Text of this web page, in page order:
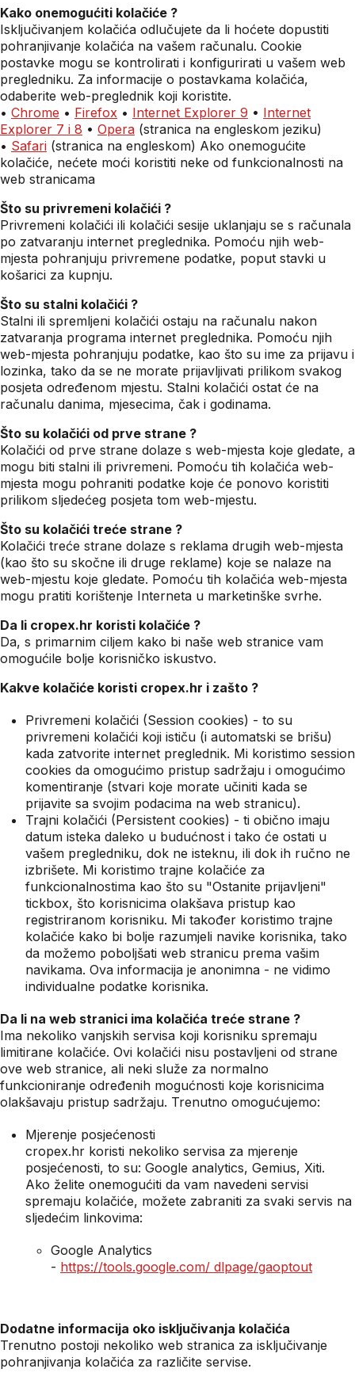
Kako onemogućiti kolačiće ?
Isključivanjem kolačića odlučujete da li hoćete dopustiti
pohranjivanje kolačića na vašem računalu. Cookie
postavke mogu se kontrolirati i konfigurirati u vašem web
pregledniku. Za informacije o postavkama kolačića,
odaberite web-preglednik koji koristite.
• Chrome • Firefox • Internet Explorer 9 • Internet
Explorer 7 i 8 • Opera (stranica na engleskom jeziku)
• Safari (stranica na engleskom) Ako onemogućite
kolačiće, nećete moći koristiti neke od funkcionalnosti na
web stranicama
Što su privremeni kolačići ?
Privremeni kolačići ili kolačići sesije uklanjaju se s računala
po zatvaranju internet preglednika. Pomoću njih web-
mjesta pohranjuju privremene podatke, poput stavki u
košarici za kupnju.
Što su stalni kolačići ?
Stalni ili spremljeni kolačići ostaju na računalu nakon
zatvaranja programa internet preglednika. Pomoću njih
web-mjesta pohranjuju podatke, kao što su ime za prijavu i
lozinka, tako da se ne morate prijavljivati prilikom svakog
posjeta određenom mjestu. Stalni kolačići ostat će na
računalu danima, mjesecima, čak i godinama.
Što su kolačići od prve strane ?
Kolačići od prve strane dolaze s web-mjesta koje gledate, a
mogu biti stalni ili privremeni. Pomoću tih kolačića web-
mjesta mogu pohraniti podatke koje će ponovo koristiti
prilikom sljedećeg posjeta tom web-mjestu.
Što su kolačići treće strane ?
Kolačići treće strane dolaze s reklama drugih web-mjesta
(kao što su skočne ili druge reklame) koje se nalaze na
web-mjestu koje gledate. Pomoću tih kolačića web-mjesta
mogu pratiti korištenje Interneta u marketinške svrhe.
Da li cropex.hr koristi kolačiće ?
Da, s primarnim ciljem kako bi naše web stranice vam
omogućile bolje korisničko iskustvo.
Kakve kolačiće koristi cropex.hr i zašto ?
Privremeni kolačići (Session cookies) - to su
privremeni kolačići koji ističu (i automatski se brišu)
kada zatvorite internet preglednik. Mi koristimo session
cookies da omogućimo pristup sadržaju i omogućimo
komentiranje (stvari koje morate učiniti kada se
prijavite sa svojim podacima na web stranicu).
Trajni kolačići (Persistent cookies) - ti obično imaju
datum isteka daleko u budućnost i tako će ostati u
vašem pregledniku, dok ne isteknu, ili dok ih ručno ne
izbrišete. Mi koristimo trajne kolačiće za
funkcionalnostima kao što su "Ostanite prijavljeni"
tickbox, što korisnicima olakšava pristup kao
registriranom korisniku. Mi također koristimo trajne
kolačiće kako bi bolje razumjeli navike korisnika, tako
da možemo poboljšati web stranicu prema vašim
navikama. Ova informacija je anonimna - ne vidimo
individualne podatke korisnika.
Da li na web stranici ima kolačića treće strane ?
Ima nekoliko vanjskih servisa koji korisniku spremaju
limitirane kolačiće. Ovi kolačići nisu postavljeni od strane
ove web stranice, ali neki služe za normalno
funkcioniranje određenih mogućnosti koje korisnicima
olakšavaju pristup sadržaju. Trenutno omogućujemo:
Mjerenje posjećenosti
cropex.hr koristi nekoliko servisa za mjerenje
posjećenosti, to su: Google analytics, Gemius, Xiti.
Ako želite onemogućiti da vam navedeni servisi
spremaju kolačiće, možete zabraniti za svaki servis na
sljedećim linkovima:
Google Analytics
- https://tools.google.com/ dlpage/gaoptout
Dodatne informacija oko isključivanja kolačića
Trenutno postoji nekoliko web stranica za isključivanje
pohranjivanja kolačića za različite servise.